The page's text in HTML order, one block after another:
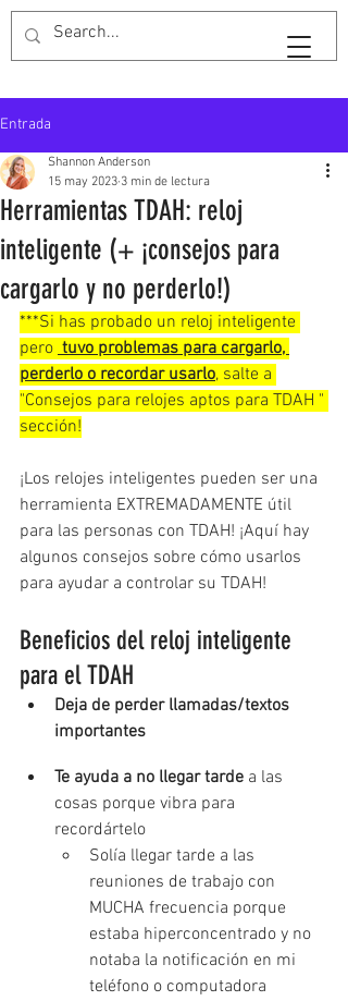
GuardarTiempoShan
Entrada
Herramientas TDAH: reloj
inteligente (+ ¡consejos para
cargarlo y no perderlo!)
Shannon Anderson
15 may 2023 3 min de lectura
***Si has probado un reloj inteligente
pero tuvo problemas para cargarlo,
perderlo o recordar usarlo, salte a
"Consejos para relojes aptos para TDAH "
sección!
¡Los relojes inteligentes pueden ser una
herramienta EXTREMADAMENTE útil
para las personas con TDAH! ¡Aquí hay
algunos consejos sobre cómo usarlos
para ayudar a controlar su TDAH!
Beneficios del reloj inteligente
para el TDAH
Deja de perder llamadas/textos
importantes
Te ayuda a no llegar tarde a las
cosas porque vibra para
recordártelo
Solía llegar tarde a las
reuniones de trabajo con
MUCHA frecuencia porque
estaba hiperconcentrado y no
notaba la notificación en mi
teléfono o computadora